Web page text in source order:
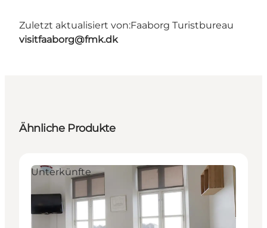
Zuletzt aktualisiert von:Faaborg Turistbureau
visitfaaborg@fmk.dk
Ähnliche Produkte
Unterkünfte